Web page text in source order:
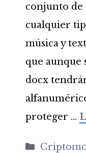
conjunto de
cualquier
música y
que aunque
docx
proteger …